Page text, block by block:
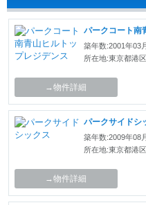
築年数:2001年03
所在地:東京都港区
→物件詳細
パークサイドシ
築年数:2009年08
所在地:東京都港区
→物件詳細